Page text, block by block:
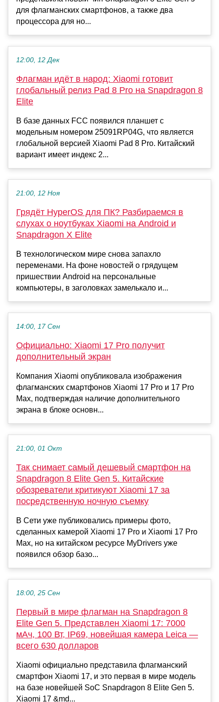
для флагманских смартфонов, а также два
процессора для но...
12:00, 12 Дек
Флагман идёт в народ: Xiaomi готовит
глобальный релиз Pad 8 Pro на Snapdragon 8
Elite
В базе данных FCC появился планшет с
модельным номером 25091RP04G, что является
глобальной версией Xiaomi Pad 8 Pro. Китайский
вариант имеет индекс 2...
21:00, 12 Ноя
Грядёт HyperOS для ПК? Разбираемся в
слухах о ноутбуках Xiaomi на Android и
Snapdragon X Elite
В технологическом мире снова запахло
переменами. На фоне новостей о грядущем
пришествии Android на персональные
компьютеры, в заголовках замелькало и...
14:00, 17 Сен
Официально: Xiaomi 17 Pro получит
дополнительный экран
Компания Xiaomi опубликовала изображения
флагманских смартфонов Xiaomi 17 Pro и 17 Pro
Max, подтверждая наличие дополнительного
экрана в блоке основн...
21:00, 01 Окт
Так снимает самый дешевый смартфон на
Snapdragon 8 Elite Gen 5. Китайские
обозреватели критикуют Xiaomi 17 за
посредственную ночную съемку
В Сети уже публиковались примеры фото,
сделанных камерой Xiaomi 17 Pro и Xiaomi 17 Pro
Max, но на китайском ресурсе MyDrivers уже
появился обзор базо...
18:00, 25 Сен
Первый в мире флагман на Snapdragon 8
Elite Gen 5. Представлен Xiaomi 17: 7000
мАч, 100 Вт, IP69, новейшая камера Leica —
всего 630 долларов
Xiaomi официально представила флагманский
смартфон Xiaomi 17, и это первая в мире модель
на базе новейшей SoC Snapdragon 8 Elite Gen 5.
Xiaomi 17 &md...